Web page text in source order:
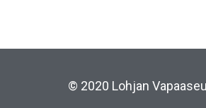
© 2020 Lohjan